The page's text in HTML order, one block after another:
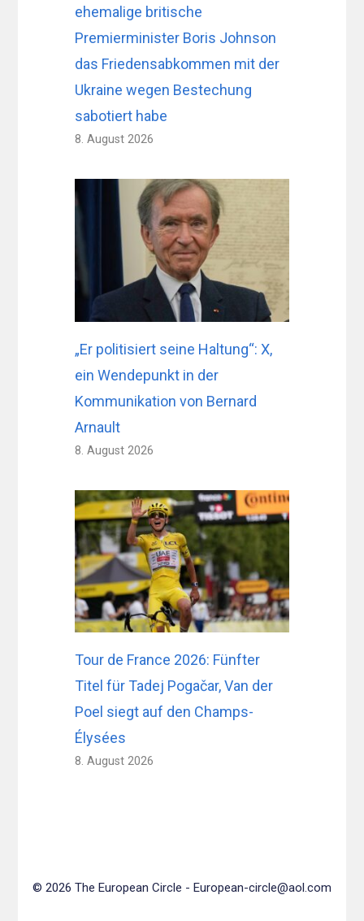
ehemalige britische
Premierminister Boris Johnson
das Friedensabkommen mit der
Ukraine wegen Bestechung
sabotiert habe
8. August 2026
„Er politisiert seine Haltung“: X,
ein Wendepunkt in der
Kommunikation von Bernard
Arnault
8. August 2026
Tour de France 2026: Fünfter
Titel für Tadej Pogačar, Van der
Poel siegt auf den Champs-
Élysées
8. August 2026
© 2026 The European Circle - European-circle@aol.com